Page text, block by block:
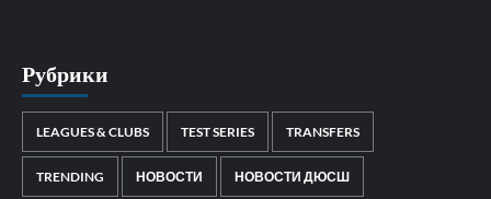
Рубрики
LEAGUES & CLUBS TEST SERIES TRANSFERS
TRENDING НОВОСТИ НОВОСТИ ДЮСШ